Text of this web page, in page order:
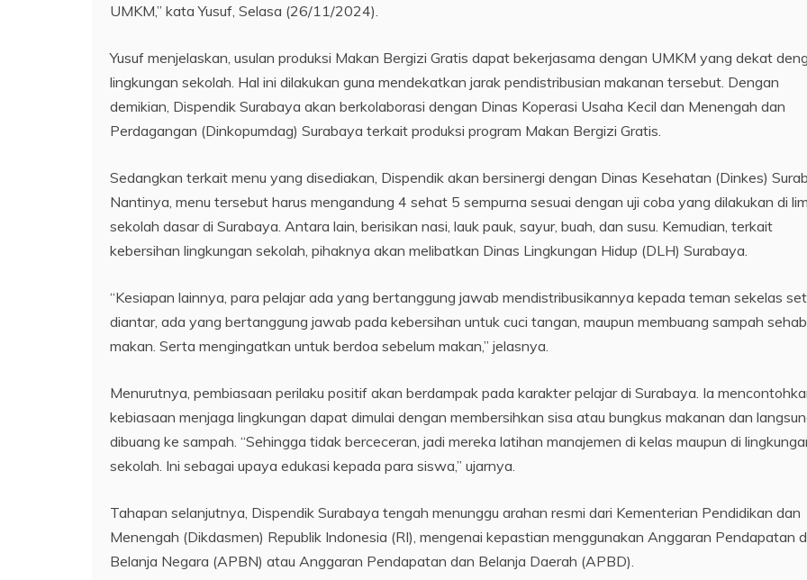
UMKM,” kata Yusuf, Selasa (26/11/2024).
Yusuf menjelaskan, usulan produksi Makan Bergizi Gratis dapat bekerjasama dengan UMKM yang dekat
lingkungan sekolah. Hal ini dilakukan guna mendekatkan jarak pendistribusian makanan tersebut. Dengan
demikian, Dispendik Surabaya akan berkolaborasi dengan Dinas Koperasi Usaha Kecil dan Menengah dan
Perdagangan (Dinkopumdag) Surabaya terkait produksi program Makan Bergizi Gratis.
Sedangkan terkait menu yang disediakan, Dispendik akan bersinergi dengan Dinas Kesehatan (Dinkes)
Nantinya, menu tersebut harus mengandung 4 sehat 5 sempurna sesuai dengan uji coba yang dilakukan di
sekolah dasar di Surabaya. Antara lain, berisikan nasi, lauk pauk, sayur, buah, dan susu. Kemudian, terkait
kebersihan lingkungan sekolah, pihaknya akan melibatkan Dinas Lingkungan Hidup (DLH) Surabaya.
“Kesiapan lainnya, para pelajar ada yang bertanggung jawab mendistribusikannya kepada teman sekelas
diantar, ada yang bertanggung jawab pada kebersihan untuk cuci tangan, maupun membuang sampah
makan. Serta mengingatkan untuk berdoa sebelum makan,” jelasnya.
Menurutnya, pembiasaan perilaku positif akan berdampak pada karakter pelajar di Surabaya. Ia
kebiasaan menjaga lingkungan dapat dimulai dengan membersihkan sisa atau bungkus makanan dan
dibuang ke sampah. “Sehingga tidak berceceran, jadi mereka latihan manajemen di kelas maupun di
sekolah. Ini sebagai upaya edukasi kepada para siswa,” ujarnya.
Tahapan selanjutnya, Dispendik Surabaya tengah menunggu arahan resmi dari Kementerian Pendidikan dan
Menengah (Dikdasmen) Republik Indonesia (RI), mengenai kepastian menggunakan Anggaran Pendapatan
Belanja Negara (APBN) atau Anggaran Pendapatan dan Belanja Daerah (APBD).